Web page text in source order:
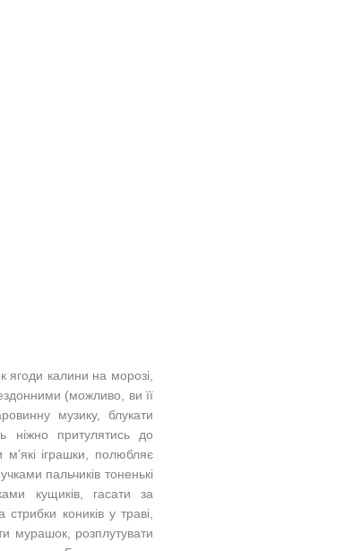
ягоди калини на морозі,
(можливо, ви її
музику, блукати
ніжно притулятись до
іграшки, полюбляє
пальчиків тоненькі
кущиків, гасати за
коників у траві,
мурашок, розплутувати